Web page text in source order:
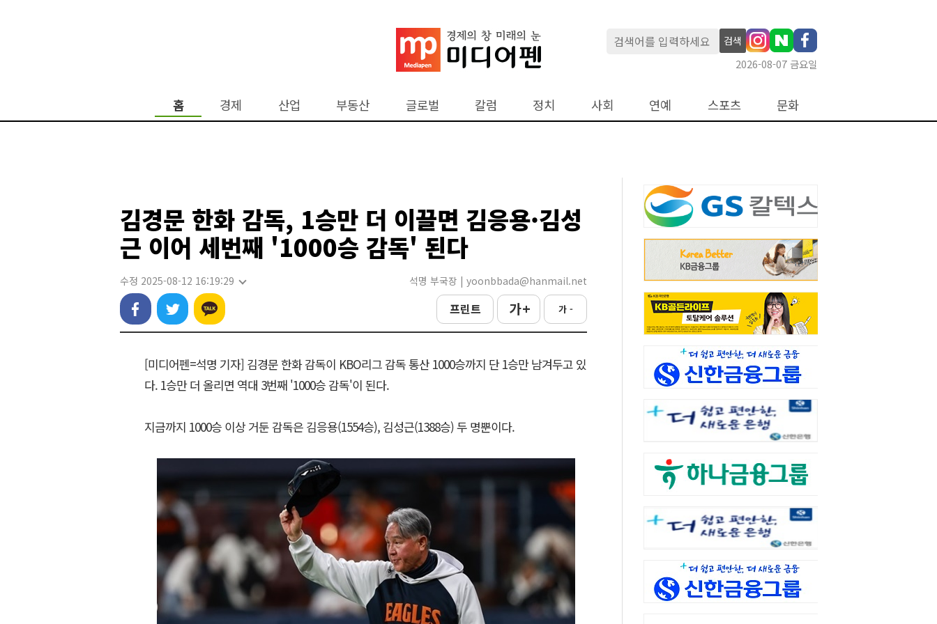
검색
2026-08-07 금요일
홈 경제 산업 부동산 글로벌 칼럼 정치 사회 연예 스포츠 문화
김경문 한화 감독, 1승만 더 이끌면 김응용·김성
근 이어 세번째 '1000승 감독' 된다
수정 2025-08-12 16:19:29 석명 부국장 | yoonbbada@hanmail.net
프린트 가 + 가 -
[미디어펜=석명 기자] 김경문 한화 감독이 KBO리그 감독 통산 1000승까지 단 1승만 남겨두고 있
다. 1승만 더 올리면 역대 3번째 '1000승 감독'이 된다.
지금까지 1000승 이상 거둔 감독은 김응용(1554승), 김성근(1388승) 두 명뿐이다.